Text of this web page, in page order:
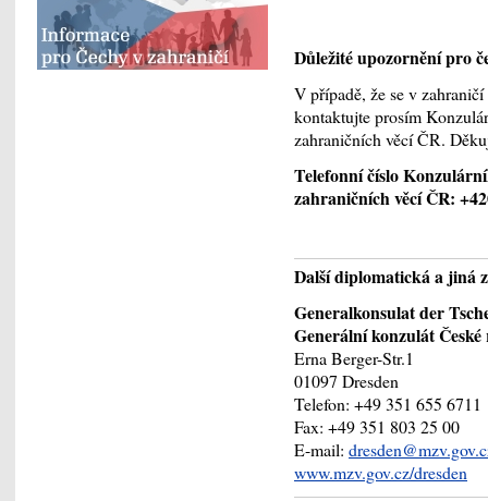
Důležité upozornění pro
V případě, že se v
kontaktujte prosím
zahraničních věcí ČR.
Telefonní číslo
zahraničních věcí ČR:
Další diplomatická a jiná
Generalkonsulat der
Generální konzulát
Erna Berger-Str.1
01097 Dresden
Telefon: +49 351 655 6711
Fax: +49 351 803 25 00
E-mail:
www.mzv.gov.cz/dresden